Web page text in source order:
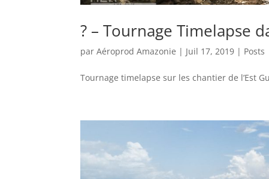
? – Tournage Timelapse
parAéroprod Amazonie | Juil 17, 2019 | Posts
Tournage timelapse sur les chantier de l’Est